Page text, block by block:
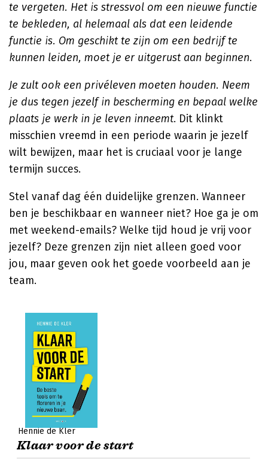
te vergeten. Het is stressvol om een nieuwe functie
te bekleden, al helemaal als dat een leidende
functie is. Om geschikt te zijn om een bedrijf te
kunnen leiden, moet je er uitgerust aan beginnen.
Je zult ook een privéleven moeten houden. Neem
je dus tegen jezelf in bescherming en bepaal welke
plaats je werk in je leven inneemt. Dit klinkt
misschien vreemd in een periode waarin je jezelf
wilt bewijzen, maar het is cruciaal voor je lange
termijn succes.
Stel vanaf dag één duidelijke grenzen. Wanneer
ben je beschikbaar en wanneer niet? Hoe ga je om
met weekend-emails? Welke tijd houd je vrij voor
jezelf? Deze grenzen zijn niet alleen goed voor
jou, maar geven ook het goede voorbeeld aan je
team.
Hennie de Kler
Klaar voor de start